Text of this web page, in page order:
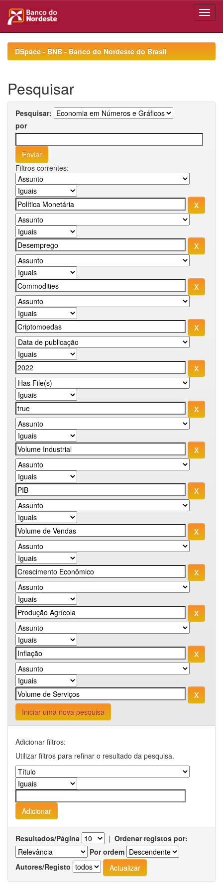
navigationDSpace - BNB - Banco do Nordeste do Brasil
Pesquisar
Pesquisar:
por
Filtros correntes:
Iniciar uma nova pesquisa
Adicionar filtros:
Utilizar filtros para refinar o resultado da pesquisa.
Resultados/Página | Ordenar registos por:
Por ordem
Autores/Registo